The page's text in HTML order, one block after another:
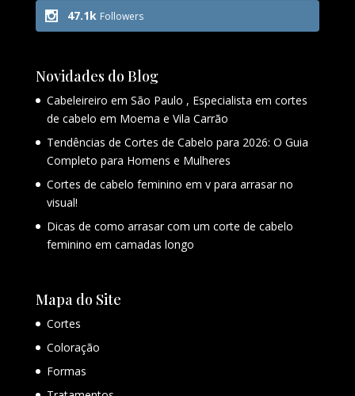
47.1k Followers
Novidades do Blog
Cabeleireiro em São Paulo , Especialista em cortes
de cabelo em Moema e Vila Carrão
Tendências de Cortes de Cabelo para 2026: O Guia
Completo para Homens e Mulheres
Cortes de cabelo feminino em v para arrasar no
visual!
Dicas de como arrasar com um corte de cabelo
feminino em camadas longo
Mapa do Site
Cortes
Coloração
Formas